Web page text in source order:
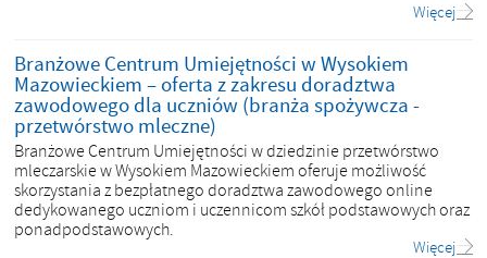
Więcej
Branżowe Centrum Umiejętności w Wysokiem
Mazowieckiem – oferta z zakresu doradztwa
zawodowego dla uczniów (branża spożywcza -
przetwórstwo mleczne)
Branżowe Centrum Umiejętności w dziedzinie przetwórstwo
mleczarskie w Wysokiem Mazowieckiem oferuje możliwość
skorzystania z bezpłatnego doradztwa zawodowego online
dedykowanego uczniom i uczennicom szkół podstawowych oraz
ponadpodstawowych.
Więcej